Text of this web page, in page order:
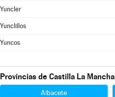
Yuncler
Yunclillos
Yuncos
Provincias de Castilla La Mancha
Albacete